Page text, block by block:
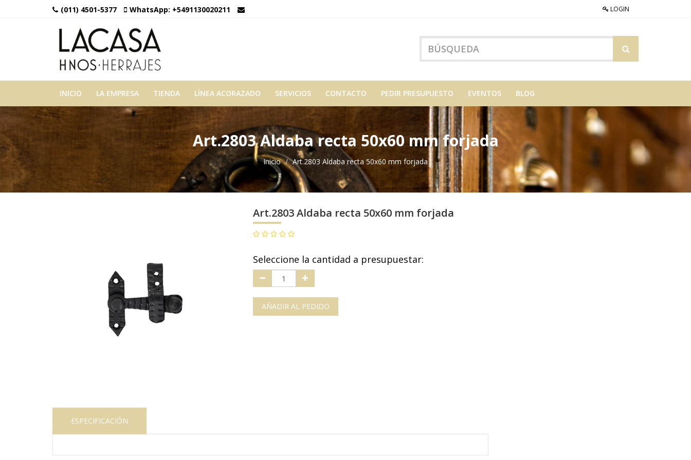
(011) 4501-5377 WhatsApp: +5491130020211 LOGIN
INICIO LA EMPRESA TIENDA LÍNEA ACORAZADO SERVICIOS CONTACTO PEDIR PRESUPUESTO EVENTOS BLOG
Art.2803 Aldaba recta 50x60 mm forjada
Inicio Art.2803 Aldaba recta 50x60 mm forjada
Art.2803 Aldaba recta 50x60 mm forjada
Seleccione la cantidad a presupuestar:
AÑADIR AL PEDIDO
ESPECIFICACIÓN